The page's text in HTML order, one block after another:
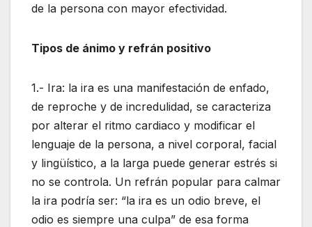
de la persona con mayor efectividad.
Tipos de ánimo y refrán positivo
1.- Ira: la ira es una manifestación de enfado,
de reproche y de incredulidad, se caracteriza
por alterar el ritmo cardiaco y modificar el
lenguaje de la persona, a nivel corporal, facial
y lingüístico, a la larga puede generar estrés si
no se controla. Un refrán popular para calmar
la ira podría ser: “la ira es un odio breve, el
odio es siempre una culpa” de esa forma